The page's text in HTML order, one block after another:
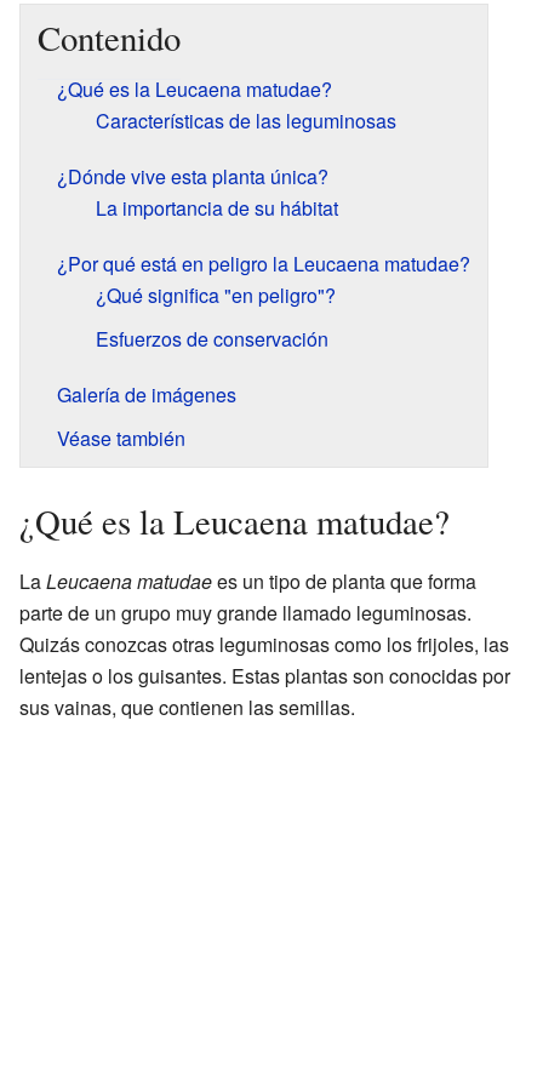
Contenido
¿Qué es la Leucaena matudae?
Características de las leguminosas
¿Dónde vive esta planta única?
La importancia de su hábitat
¿Por qué está en peligro la Leucaena matudae?
¿Qué significa "en peligro"?
Esfuerzos de conservación
Galería de imágenes
Véase también
¿Qué es la Leucaena matudae?
LaLeucaena matudaees un tipo de planta que forma
parte de un grupo muy grande llamado leguminosas.
Quizás conozcas otras leguminosas como los frijoles, las
lentejas o los guisantes. Estas plantas son conocidas por
sus vainas, que contienen las semillas.